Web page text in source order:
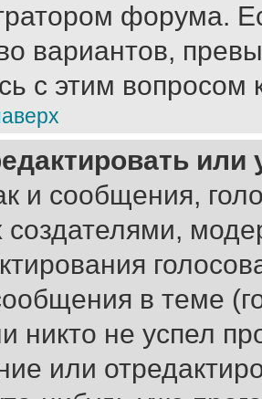
форума.
вариантов,
с этим вопросом
и сообщения,
создателями,
в теме
никто не успел
или